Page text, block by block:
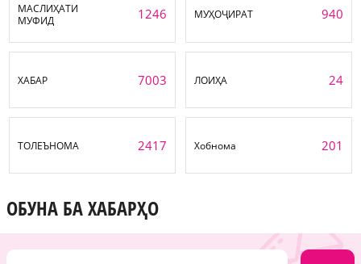
МАСЛИҲАТИ
МУФИД
1246 МУҲОҶИРАТ 940
ХАБАР 7003 ЛОИҲА 24
ТОЛЕЪНОМА 2417 Хобнома 201
ОБУНА БА ХАБАРҲО